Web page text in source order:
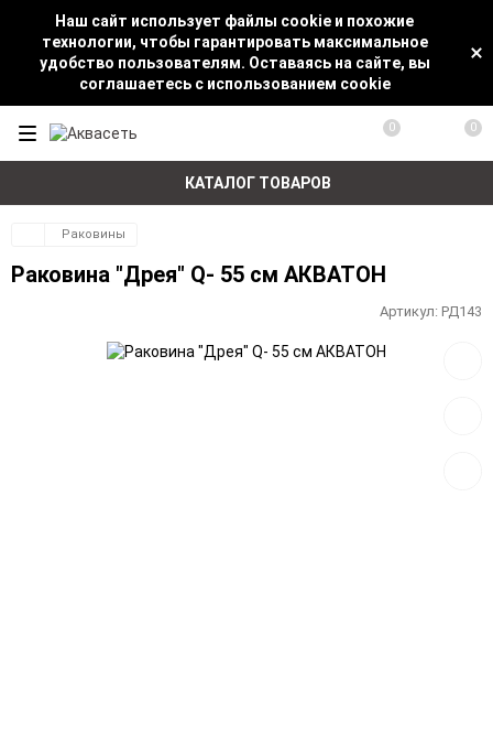
Наш сайт использует файлы cookie и похожие
технологии, чтобы гарантировать максимальное
удобство пользователям. Оставаясь на сайте, вы
соглашаетесь с использованием cookie
КАТАЛОГ ТОВАРОВ
0 0
Раковины
Раковина "Дрея" Q- 55 см АКВАТОН
Артикул: РД143